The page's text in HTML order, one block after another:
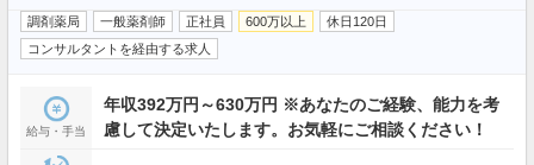
調剤薬局 一般薬剤師 正社員 600万以上
休日120日
コンサルタントを経由する求人
給与・手当
年収392万円～630万円 ※あなたのご経験、能力を考
慮して決定いたします。お気軽にご相談ください！